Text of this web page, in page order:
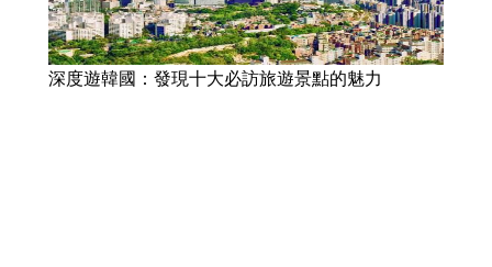
深度遊韓國：發現十大必訪旅遊景點的魅力